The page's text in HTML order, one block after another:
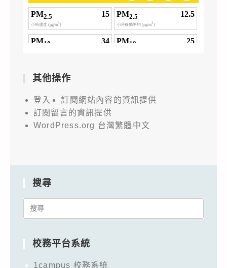
其他操作
登入
訂閱網站內容的資訊提供
訂閱留言的資訊提供
WordPress.org 台灣繁體中文
搜尋
Search
校務平台系統
1campus 校務系統